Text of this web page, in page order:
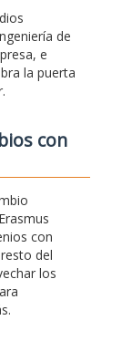
de
e
la puerta
con
con
del
los